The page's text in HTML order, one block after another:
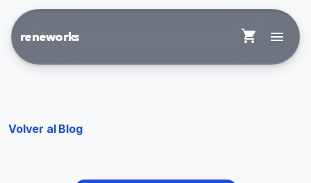
reneworks shopping_cart menu
Volver al Blog